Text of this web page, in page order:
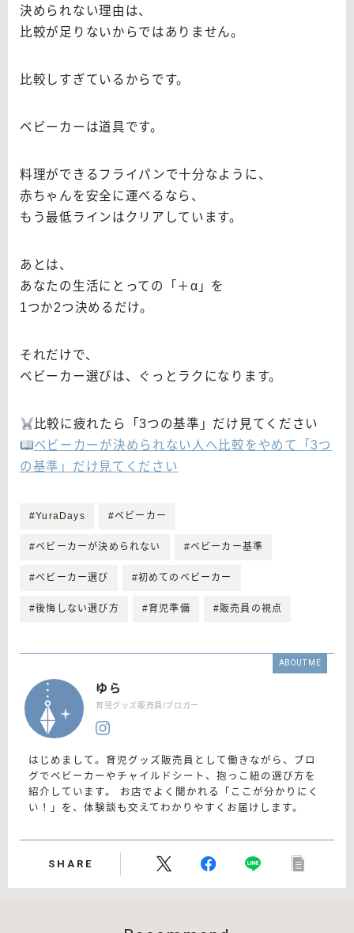
決められない理由は、
比較が足りないからではありません。
比較しすぎているからです。
ベビーカーは道具です。
料理ができるフライパンで十分なように、
赤ちゃんを安全に運べるなら、
もう最低ラインはクリアしています。
あとは、
あなたの生活にとっての「＋α」を
1つか2つ決めるだけ。
それだけで、
ベビーカー選びは、ぐっとラクになります。
比較に疲れたら「3つの基準」だけ見てください
ベビーカーが決められない人へ比較をやめて「3つ
の基準」だけ見てください
#YuraDays #ベビーカー
#ベビーカーが決められない #ベビーカー基準
#ベビーカー選び #初めてのベビーカー
#後悔しない選び方 #育児準備 #販売員の視点
ABOUT ME
ゆら
育児グッズ販売員/ブロガー
はじめまして。育児グッズ販売員として働きながら、ブロ
グでベビーカーやチャイルドシート、抱っこ紐の選び方を
紹介しています。 お店でよく聞かれる「ここが分かりにく
い！」を、体験談も交えてわかりやすくお届けします。
SHARE